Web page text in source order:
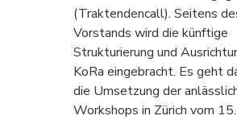
(Traktendencall). Seitens
Vorstands wird die künftige
Strukturierung und
KoRa eingebracht. Es geht
die Umsetzung der
Workshops in Zürich vom 15.